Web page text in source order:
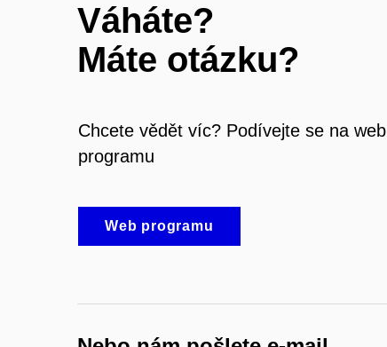
Váháte?
Máte otázku?
Chcete vědět víc? Podívejte se na web
programu
Web programu